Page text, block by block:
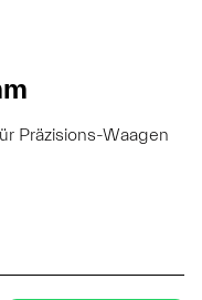
Präzisions-Waagen